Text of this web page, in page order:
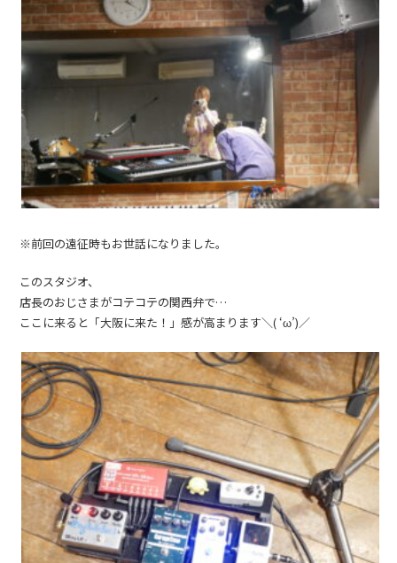
※前回の遠征時もお世話になりました。
このスタジオ、
店長のおじさまがコテコテの関西弁で…
ここに来ると「大阪に来た！」感が高まります＼( ‘ω’)／